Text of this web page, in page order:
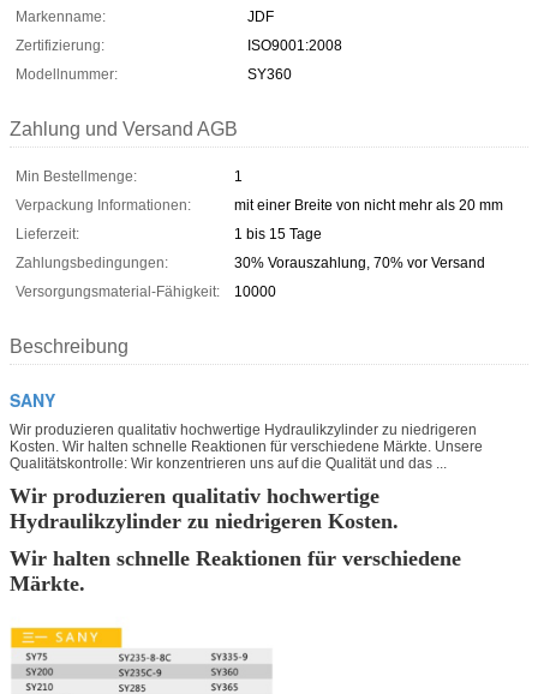
Markenname:
JDF
Zertifizierung:
ISO9001:2008
Modellnummer:
SY360
Zahlung und Versand AGB
Min Bestellmenge:
1
Verpackung Informationen:
mit einer Breite von nicht mehr als 20 mm
Lieferzeit:
1 bis 15 Tage
Zahlungsbedingungen:
30% Vorauszahlung, 70% vor Versand
Versorgungsmaterial-Fähigkeit:
10000
Beschreibung
SANY
Wir produzieren qualitativ hochwertige Hydraulikzylinder zu niedrigeren
Kosten. Wir halten schnelle Reaktionen für verschiedene Märkte. Unsere
Qualitätskontrolle: Wir konzentrieren uns auf die Qualität und das ...
Wir produzieren qualitativ hochwertige
Hydraulikzylinder zu niedrigeren Kosten.
Wir halten schnelle Reaktionen für verschiedene
Märkte.